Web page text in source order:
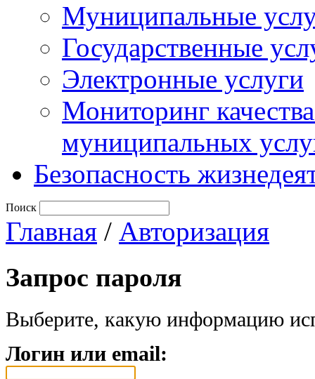
Муниципальные
Государственные
Электронные услуги
Мониторинг
муниципальных
Безопасность
Поиск
Главная / Авторизация
Запрос пароля
Выберите, какую информацию
Логин или email: